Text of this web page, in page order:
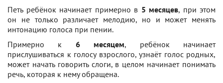
Петь ребёнок начинает примерно в 5 месяцев, при этом
он не только различает мелодию, но и может менять
интонацию голоса при пении.
Примерно к 6 месяцем, ребёнок начинает
прислушиваться к голосу взрослого, узнаёт голос родных,
может начать говорить слоги, в целом начинает понимать
речь, которая к нему обращена.